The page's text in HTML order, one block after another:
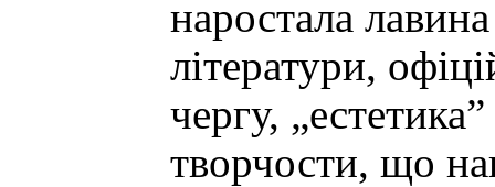
наростала
літератури,
чергу,
творчости, що